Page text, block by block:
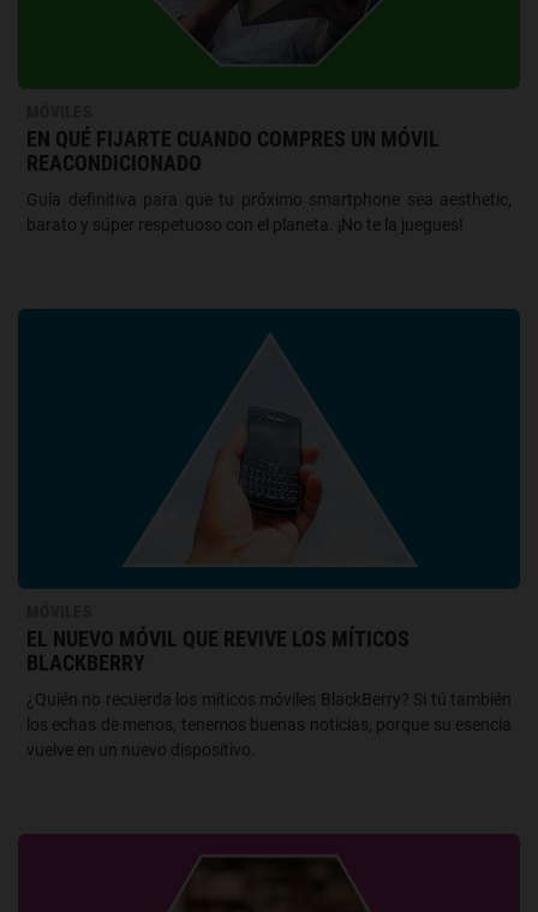
EN QUÉ FIJARTE CUANDO COMPRES UN MÓVIL
REACONDICIONADO
Guía definitiva para que tu próximo smartphone sea aesthetic,
barato y súper respetuoso con el planeta. ¡No te la juegues!
EL NUEVO MÓVIL QUE REVIVE LOS MÍTICOS
BLACKBERRY
¿Quién no recuerda los míticos móviles BlackBerry? Si tú también
los echas de menos, tenemos buenas noticias, porque su esencia
vuelve en un nuevo dispositivo.